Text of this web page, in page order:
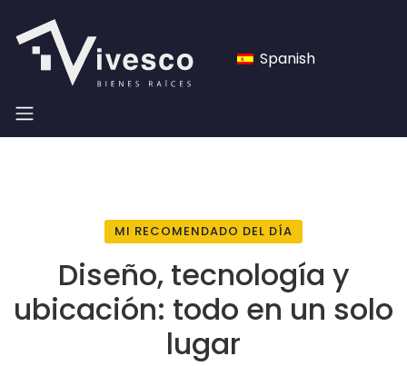
Spanish
MI RECOMENDADO DEL DÍA
Diseño, tecnología y
ubicación: todo en un solo
lugar